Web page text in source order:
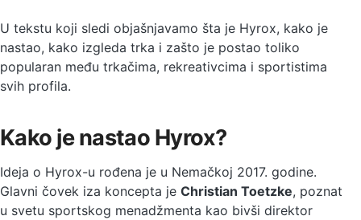
U tekstu koji sledi objašnjavamo šta je Hyrox, kako je
nastao, kako izgleda trka i zašto je postao toliko
popularan među trkačima, rekreativcima i sportistima
svih profila.
Kako je nastao Hyrox?
Ideja o Hyrox-u rođena je u Nemačkoj 2017. godine.
Glavni čovek iza koncepta je Christian Toetzke, poznat
u svetu sportskog menadžmenta kao bivši direktor